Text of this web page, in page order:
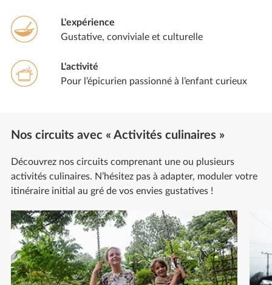
L'expérience
Gustative, conviviale et culturelle
L'activité
Pour l’épicurien passionné à l’enfant curieux
Nos circuits avec « Activités culinaires »
Découvrez nos circuits comprenant une ou plusieurs
activités culinaires. N’hésitez pas à adapter, moduler votre
itinéraire initial au gré de vos envies gustatives !